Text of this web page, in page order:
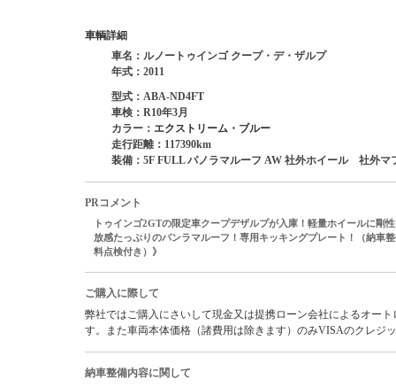
車輌詳細
車名：ルノートゥインゴ クープ・デ・ザルプ
年式：2011
型式：ABA-ND4FT
車検：R10年3月
カラー： エクストリーム・ブルー
走行距離：117390km
装備：5F FULL パノラマルーフ AW 社外ホイール 社外マ
PRコメント
トゥインゴ2GTの限定車クープデザルプが入庫！軽量ホイールに剛
放感たっぷりのパンラマルーフ！専用キッキングプレート！（納車
料点検付き）》
ご購入に際して
弊社ではご購入にさいして現金又は提携ローン会社によるオー
す。また車両本体価格（諸費用は除きます）のみVISAのクレジ
納車整備内容に関して